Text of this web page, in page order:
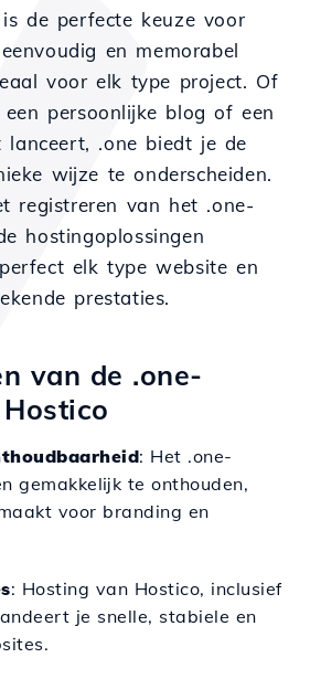
de perfecte keuze voor
en memorabel
voor elk type project. Of
persoonlijke blog of een
lanceert, .one biedt je de
wijze te onderscheiden.
registreren van het .one-
hostingoplossingen
elk type website en
prestaties.
van de .one-
: Het .one-
gemakkelijk te onthouden,
voor branding en
: Hosting van Hostico, inclusief
je snelle, stabiele en